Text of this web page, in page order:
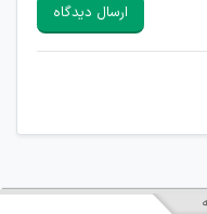
افراد (مسئول و غیر مسئول)
حضوری چه به صورت دسته
ارسال دیدگاه